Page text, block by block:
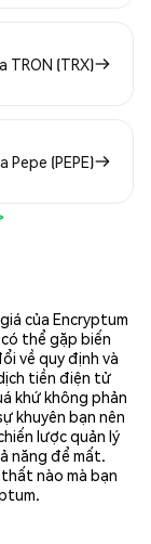
TRON (TRX)
Pepe (PEPE)
của Encryptum
thể gặp biến
về quy định và
tiền điện tử
khứ không phản
khuyên bạn nên
lược quản lý
năng để mất.
nào mà bạn